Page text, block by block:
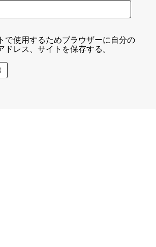
で使用するためブラウザーに自分の
ドレス、サイトを保存する。